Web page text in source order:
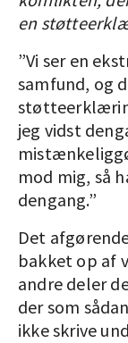
en
”Vi ser en
samfund, og
jeg vidst
mod mig, så
dengang.”
Det
bakket op af
andre deler
der som
ikke skrive